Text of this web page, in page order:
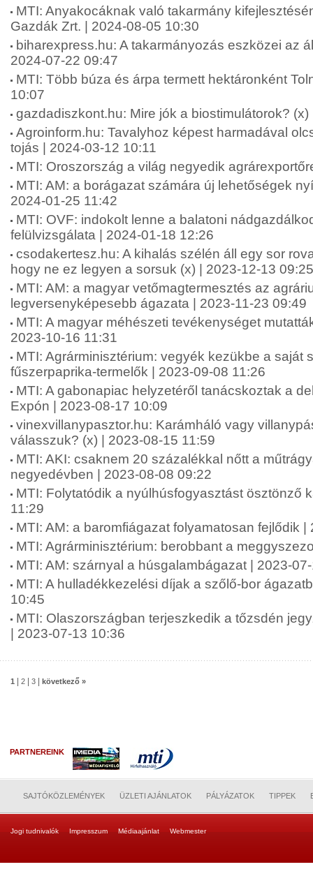
MTI: Anyakocáknak való takarmány
Gazdák Zrt. | 2024-08-05 10:30
biharexpress.hu: A takarmányozás eszközei az
2024-07-22 09:47
MTI: Több búza és árpa termett hektáronként
10:07
gazdadiszkont.hu: Mire jók a biostimulátorok?
Agroinform.hu: Tavalyhoz képest harmadával
tojás | 2024-03-12 10:11
MTI: Oroszország a világ negyedik
MTI: AM: a borágazat számára új lehetőségek
2024-01-25 11:42
MTI: OVF: indokolt lenne a balatoni
felülvizsgálata | 2024-01-18 12:26
csodakertesz.hu: A kihalás szélén áll egy sor
hogy ne ez legyen a sorsuk (x) | 2023-12-13 09:25
MTI: AM: a magyar vetőmagtermesztés az
legversenyképesebb ágazata | 2023-11-23 09:49
MTI: A magyar méhészeti tevékenységet
2023-10-16 11:31
MTI: Agrárminisztérium: vegyék kezükbe a saját
fűszerpaprika-termelők | 2023-09-08 11:26
MTI: A gabonapiac helyzetéről tanácskoztak a
Expón | 2023-08-17 10:09
vinexvillanypasztor.hu: Karámháló vagy
válasszuk? (x) | 2023-08-15 11:59
MTI: AKI: csaknem 20 százalékkal nőtt a
negyedévben | 2023-08-08 09:22
MTI: Folytatódik a nyúlhúsfogyasztást ösztönző
11:29
MTI: AM: a baromfiágazat folyamatosan fejlődik |
MTI: Agrárminisztérium: berobbant a
MTI: AM: szárnyal a húsgalambágazat | 2023-
MTI: A hulladékkezelési díjak a szőlő-bor
10:45
MTI: Olaszországban terjeszkedik a tőzsdén
| 2023-07-13 10:36
1 2 3 következő »
PARTNEREINK
SAJTÓKÖZLEMÉNYEK ÜZLETI AJÁNLATOK PÁLYÁZATOK TIPPEK
Jogi tudnivalók Impresszum Médiaajánlat Webmester